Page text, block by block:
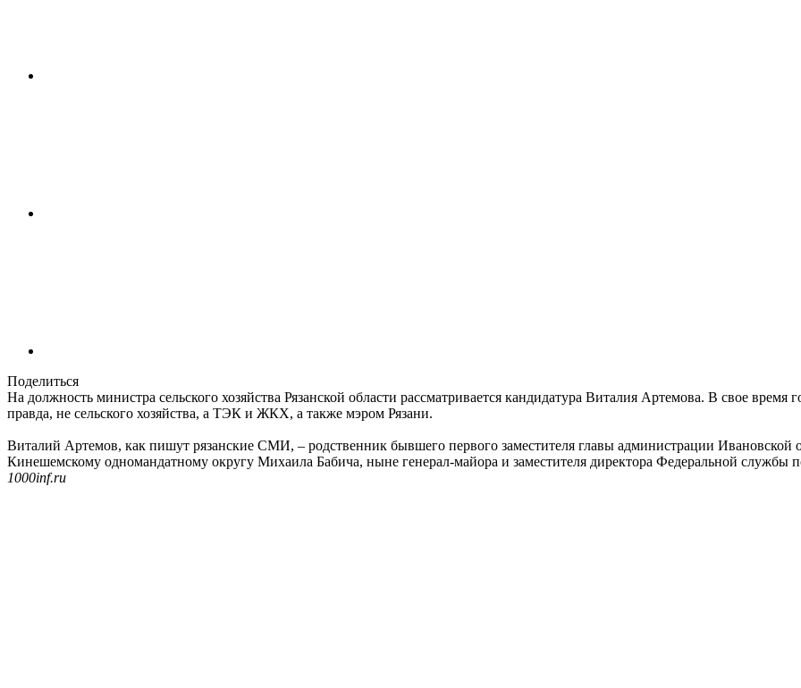
Поделиться
На должность министра сельского хозяйства Рязанской области рассматривается кандидатура Виталия Артемова. В свое
правда, не сельского хозяйства, а ТЭК и ЖКХ, а также мэром Рязани.
Виталий Артемов, как пишут рязанские СМИ, – родственник бывшего первого заместителя главы администрации Ивановской
Кинешемскому одномандатному округу Михаила Бабича, ныне генерал-майора и заместителя директора Федеральной службы
1000inf.ru